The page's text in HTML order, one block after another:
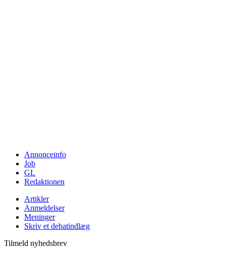
Annonceinfo
Job
GL
Redaktionen
Artikler
Anmeldelser
Meninger
Skriv et debatindlæg
Tilmeld nyhedsbrev